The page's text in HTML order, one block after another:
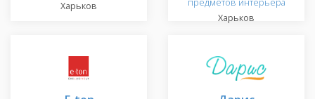
Харьков
предметов интерьера
Харьков